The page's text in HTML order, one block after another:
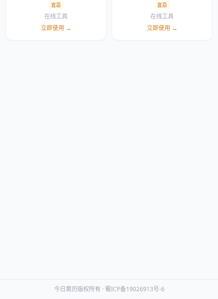
宜忌
在线工具
立即使用 →
宜忌
在线工具
立即使用 →
今日黄历版权所有 · 蜀ICP备19026913号-6